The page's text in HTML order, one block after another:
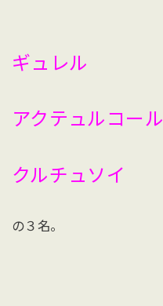
ギュレル
アクテュルコール
クルチュソイ
の３名。